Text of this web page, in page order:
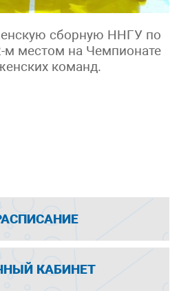
сборную ННГУ по
м местом на Чемпионате
команд.
КАБИНЕТ